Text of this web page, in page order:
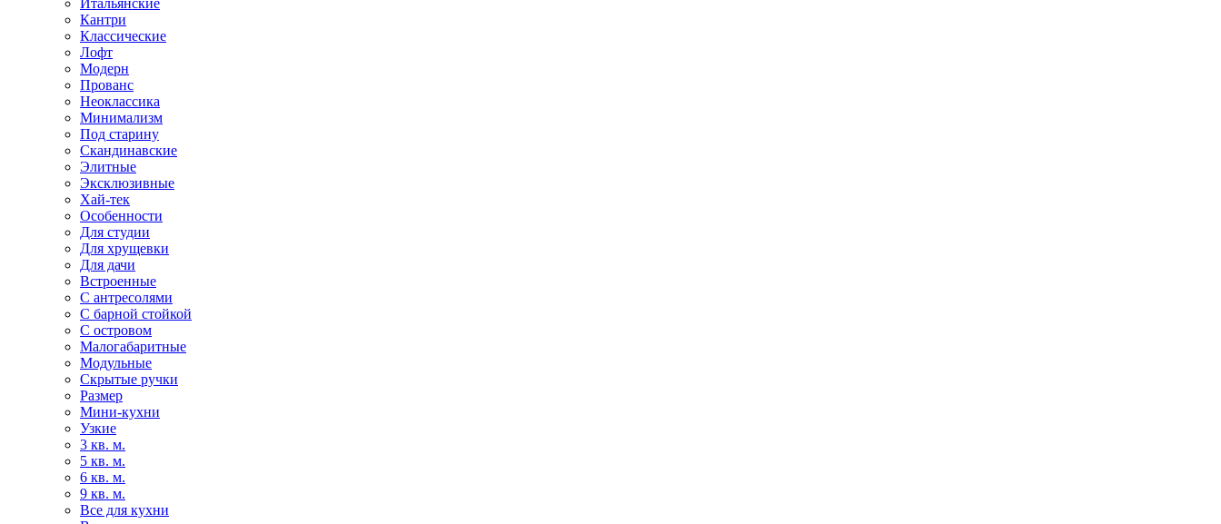
Кантри
Классические
Лофт
Модерн
Прованс
Неоклассика
Минимализм
Под старину
Скандинавские
Элитные
Эксклюзивные
Хай-тек
Особенности
Для студии
Для хрущевки
Для дачи
Встроенные
С антресолями
С барной стойкой
С островом
Малогабаритные
Модульные
Скрытые ручки
Размер
Мини-кухни
Узкие
3 кв. м.
5 кв. м.
6 кв. м.
9 кв. м.
Все для кухни